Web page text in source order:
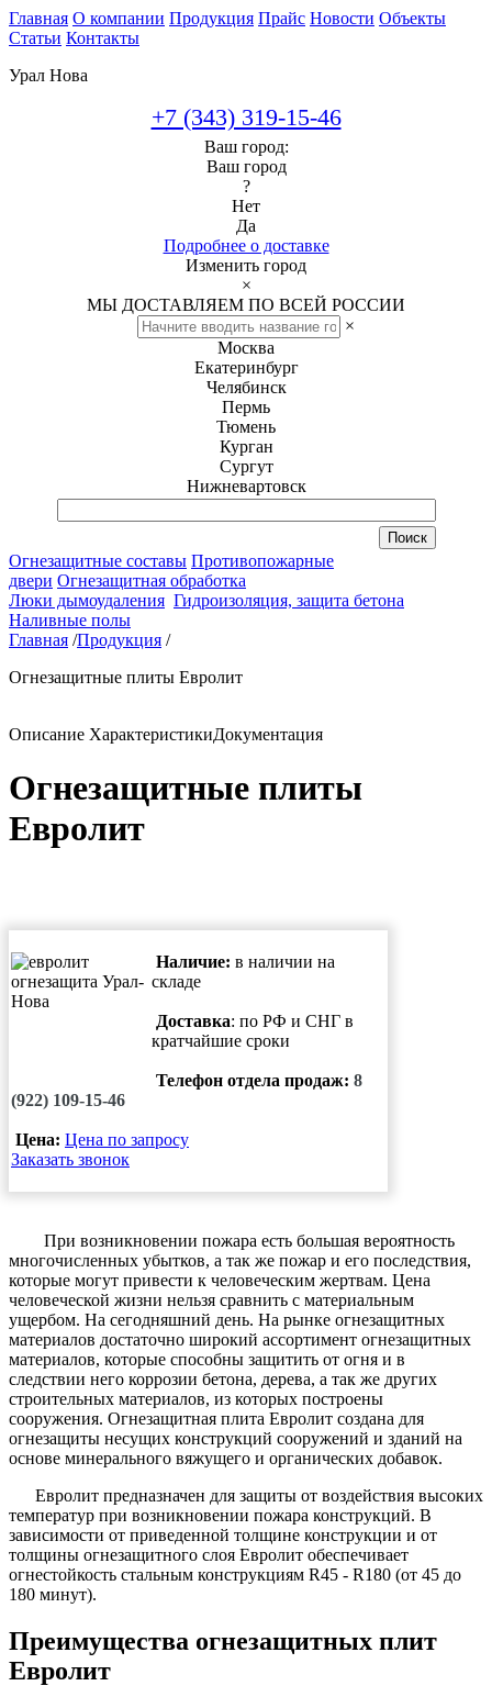
Главная О компании Продукция Прайс Новости Объекты
Статьи Контакты
Урал Нова
+7 (343) 319-15-46
Ваш город:
Ваш город
?
Нет
Да
Подробнее о доставке
Изменить город
×
МЫ ДОСТАВЛЯЕМ ПО ВСЕЙ РОССИИ
×
Москва
Екатеринбург
Челябинск
Пермь
Тюмень
Курган
Сургут
Нижневартовск
Огнезащитные составы Противопожарные
двери Огнезащитная обработка
Люки дымоудаления Гидроизоляция, защита бетона
Наливные полы
Главная /Продукция /
Огнезащитные плиты Евролит
Описание ХарактеристикиДокументация
Огнезащитные плиты
Евролит
Наличие: в наличии на
складе
Доставка: по РФ и СНГ в
кратчайшие сроки
Телефон отдела продаж: 8
(922) 109-15-46
Цена: Цена по запросу
Заказать звонок
При возникновении пожара есть большая вероятность
многочисленных убытков, а так же пожар и его последствия,
которые могут привести к человеческим жертвам. Цена
человеческой жизни нельзя сравнить с материальным
ущербом. На сегодняшний день. На рынке огнезащитных
материалов достаточно широкий ассортимент огнезащитных
материалов, которые способны защитить от огня и в
следствии него коррозии бетона, дерева, а так же других
строительных материалов, из которых построены
сооружения. Огнезащитная плита Евролит создана для
огнезащиты несущих конструкций сооружений и зданий на
основе минерального вяжущего и органических добавок.
Евролит предназначен для защиты от воздействия высоких
температур при возникновении пожара конструкций. В
зависимости от приведенной толщине конструкции и от
толщины огнезащитного слоя Евролит обеспечивает
огнестойкость стальным конструкциям R45 - R180 (от 45 до
180 минут).
Преимущества огнезащитных плит
Евролит